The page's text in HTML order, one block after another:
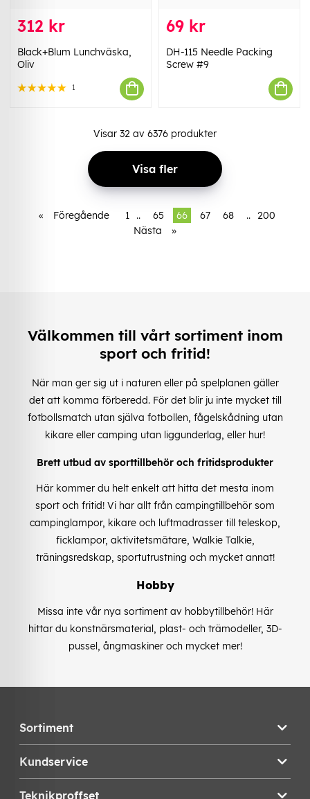
312 kr
Black+Blum Lunchväska,
Oliv
1
69 kr
DH-115 Needle Packing
Screw #9
Visar 32 av 6376 produkter
Visa fler
« Föregående 1 .. 65 66 67 68 .. 200
Nästa
»
Välkommen till vårt sortiment inom
sport och fritid!
När man ger sig ut i naturen eller på spelplanen gäller
det att komma förberedd. För det blir ju inte mycket till
fotbollsmatch utan själva fotbollen, fågelskådning utan
kikare eller camping utan liggunderlag, eller hur!
Brett utbud av sporttillbehör och fritidsprodukter
Här kommer du helt enkelt att hitta det mesta inom
sport och fritid! Vi har allt från campingtillbehör som
campinglampor, kikare och luftmadrasser till teleskop,
ficklampor, aktivitetsmätare, Walkie Talkie,
träningsredskap, sportutrustning och mycket annat!
Hobby
Missa inte vår nya sortiment av hobbytillbehör! Här
hittar du konstnärsmaterial, plast- och trämodeller, 3D-
pussel, ångmaskiner och mycket mer!
Sortiment
Kundservice
Teknikproffset